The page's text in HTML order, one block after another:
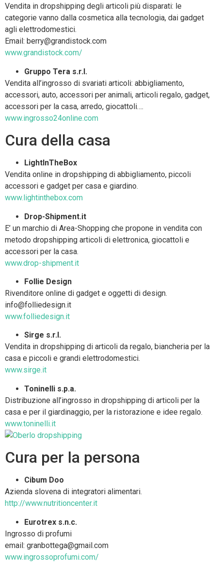
Vendita in dropshipping degli articoli più disparati: le
categorie vanno dalla cosmetica alla tecnologia, dai gadget
agli elettrodomestici.
Email: berry@grandistock.com
www.grandistock.com/
Gruppo Tera s.r.l.
Vendita all’ingrosso di svariati articoli: abbigliamento,
accessori, auto, accessori per animali, articoli regalo, gadget,
accessori per la casa, arredo, giocattoli….
www.ingrosso24online.com
Cura della casa
LightInTheBox
Vendita online in dropshipping di abbigliamento, piccoli
accessori e gadget per casa e giardino.
www.lightinthebox.com
Drop-Shipment.it
E’ un marchio di Area-Shopping che propone in vendita con
metodo dropshipping articoli di elettronica, giocattoli e
accessori per la casa.
www.drop-shipment.it
Follie Design
Rivenditore online di gadget e oggetti di design.
info@folliedesign.it
www.folliedesign.it
Sirge s.r.l.
Vendita in dropshipping di articoli da regalo, biancheria per la
casa e piccoli e grandi elettrodomestici.
www.sirge.it
Toninelli s.p.a.
Distribuzione all’ingrosso in dropshipping di articoli per la
casa e per il giardinaggio, per la ristorazione e idee regalo.
www.toninelli.it
Cura per la persona
Cibum Doo
Azienda slovena di integratori alimentari.
http://www.nutritioncenter.it
Eurotrex s.n.c.
Ingrosso di profumi
email: granbottega@gmail.com
www.ingrossoprofumi.com/